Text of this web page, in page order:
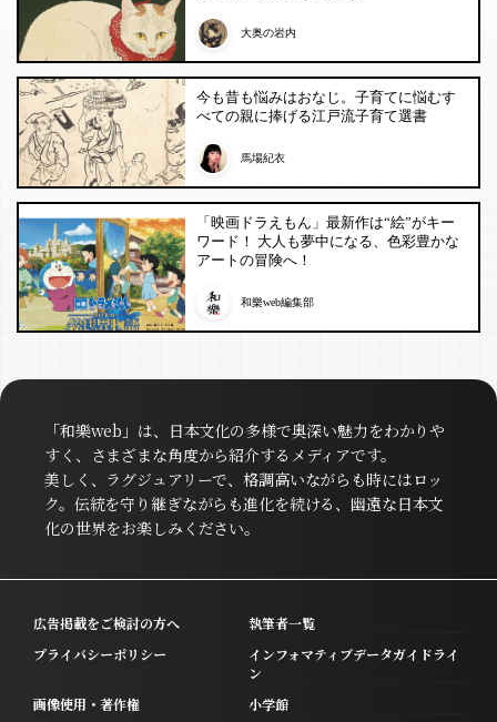
大奥の岩内
今も昔も悩みはおなじ。子育てに悩むす
べての親に捧げる江戸流子育て選書
馬場紀衣
「映画ドラえもん」最新作は“絵”がキー
ワード！ 大人も夢中になる、色彩豊かな
アートの冒険へ！
和樂web編集部
「和樂web」は、日本文化の多様で奥深い魅力をわかりや
すく、さまざまな角度から紹介するメディアです。
美しく、ラグジュアリーで、格調高いながらも時にはロッ
ク。伝統を守り継ぎながらも進化を続ける、幽遠な日本文
化の世界をお楽しみください。
広告掲載をご検討の方へ
執筆者一覧
プライバシーポリシー
インフォマティブデータガイドライ
ン
画像使用・著作権
小学館